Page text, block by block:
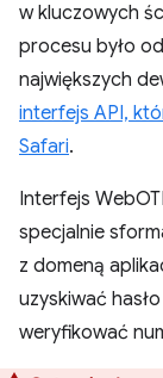
w kluczowych
procesu było
największych
interfejs API,
Safari.
Interfejs
specjalnie
z domeną
uzyskiwać
weryfikować